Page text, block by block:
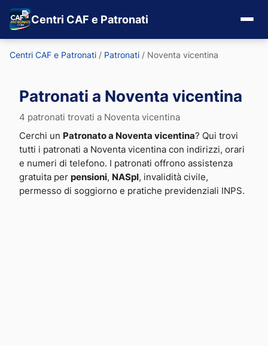
Centri CAF e Patronati
Centri CAF e Patronati / Patronati / Noventa vicentina
Patronati a Noventa vicentina
4 patronati trovati a Noventa vicentina
Cerchi un Patronato a Noventa vicentina? Qui trovi
tutti i patronati a Noventa vicentina con indirizzi, orari
e numeri di telefono. I patronati offrono assistenza
gratuita per pensioni, NASpI , invalidità civile,
permesso di soggiorno e pratiche previdenziali INPS.